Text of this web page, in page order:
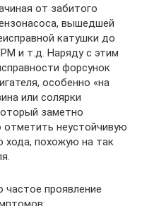
от забитого
вышедшей
катушки до
и т.д. Наряду с этим
форсунок
особенно «на
или солярки
заметно
отметить неустойчивую
хода, похожую на так
проявление